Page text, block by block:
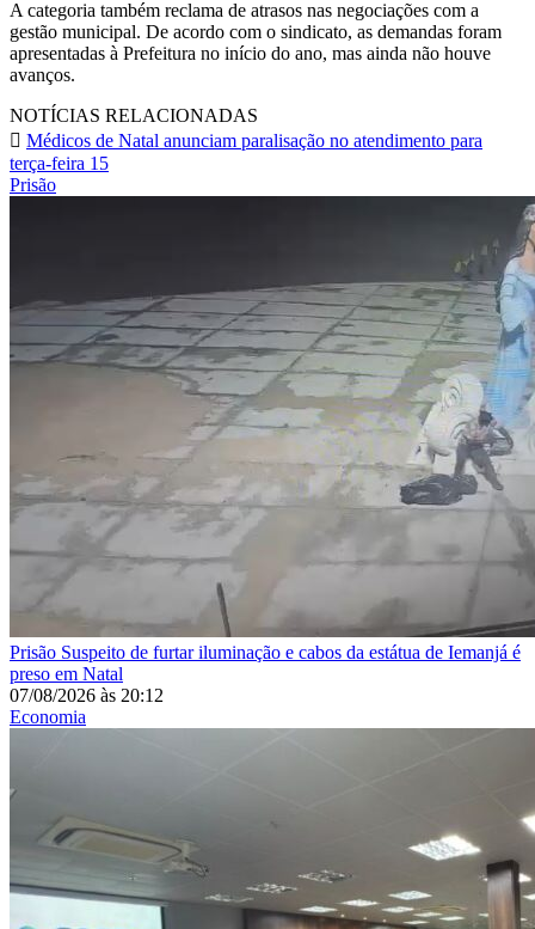
A categoria também reclama de atrasos nas negociações com a
gestão municipal. De acordo com o sindicato, as demandas foram
apresentadas à Prefeitura no início do ano, mas ainda não houve
avanços.
NOTÍCIAS RELACIONADAS
Médicos de Natal anunciam paralisação no atendimento para
terça-feira 15
Prisão
Prisão Suspeito de furtar iluminação e cabos da estátua de Iemanjá é
preso em Natal
07/08/2026 às 20:12
Economia